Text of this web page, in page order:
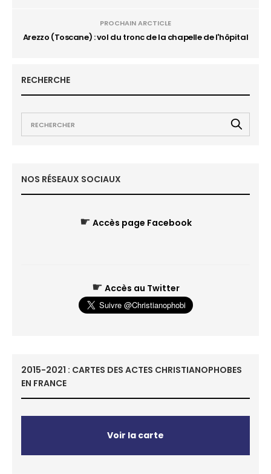
PROCHAIN ARCTICLE
Arezzo (Toscane) : vol du tronc de la chapelle de l'hôpital
RECHERCHE
NOS RÉSEAUX SOCIAUX
☛ Accès page Facebook
☛ Accès au Twitter
2015-2021 : CARTES DES ACTES CHRISTIANOPHOBES
EN FRANCE
Voir la carte